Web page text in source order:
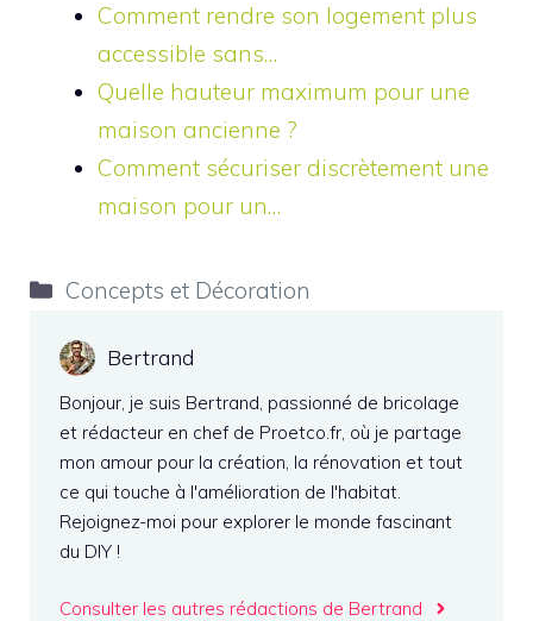
Comment rendre son logement plus
accessible sans…
Quelle hauteur maximum pour une
maison ancienne ?
Comment sécuriser discrètement une
maison pour un…
Catégories
Concepts et Décoration
Bertrand
Bonjour, je suis Bertrand, passionné de bricolage
et rédacteur en chef de Proetco.fr, où je partage
mon amour pour la création, la rénovation et tout
ce qui touche à l'amélioration de l'habitat.
Rejoignez-moi pour explorer le monde fascinant
du DIY !
Consulter les autres rédactions de Bertrand